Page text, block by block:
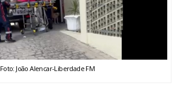
Foto: João Alencar-Liberdade FM